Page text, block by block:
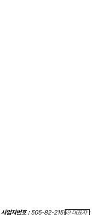
사업자번호 : 505-82-21559 대표자 :